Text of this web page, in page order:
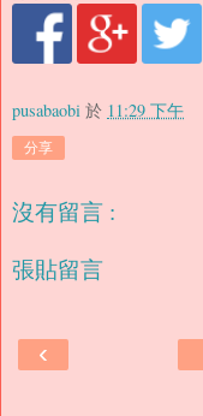
pusabaobi 於 11:29 下午
分享
沒有留言 :
張貼留言
‹